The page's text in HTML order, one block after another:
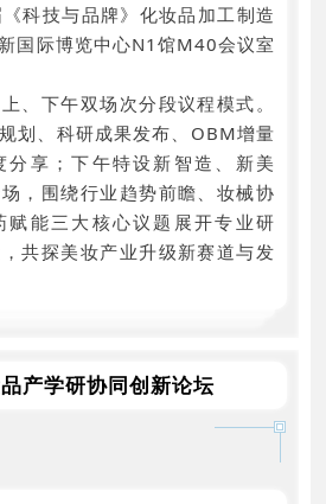
科技与品牌》化妆品加工制造
国际博览中心N1馆M40会议室
、下午双场次分段议程模式。
划、科研成果发布、OBM增量
分享；下午特设新智造、新美
，围绕行业趋势前瞻、妆械协
赋能三大核心议题展开专业研
共探美妆产业升级新赛道与发
产学研协同创新论坛